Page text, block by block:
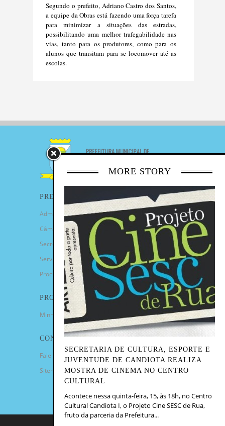
Segundo o prefeito, Adriano Castro dos Santos,
a equipe da Obras está fazendo uma força tarefa
para minimizar a situações das estradas,
possibilitando uma melhor trafegabilidade nas
vias, tanto para os produtores, como para os
alunos que transitam para se locomover até as
escolas.
MORE STORY
SECRETARIA DE CULTURA, ESPORTE E
JUVENTUDE DE CANDIOTA REALIZA
MOSTRA DE CINEMA NO CENTRO
CULTURAL
Acontece nessa quinta-feira, 15, às 18h, no Centro
Cultural Candiota I, o Projeto Cine SESC de Rua,
fruto da parceria da Prefeitura...
PREFEITURA
Administração Municipal
Câmara de Vereadores
Secretarias
Serviços
Procuradoria Geral
PROGRAMAS
Minha Casa Minha Vida
CONTATO
Fale Conosco
Sitemap